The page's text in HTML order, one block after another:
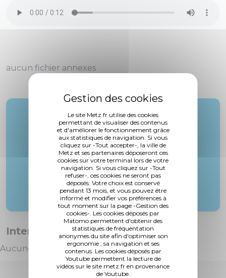
Le site Metz.fr utilise des cookies
permettant de visualiser des contenus
et d'améliorer le fonctionnement grâce
aux statistiques de navigation. Si vous
cliquez sur -Tout accepter-, la ville de
Metz et ses partenaires déposeront ces
cookies sur votre terminal lors de votre
navigation. Si vous cliquez sur -Tout
refuser-, ces cookies ne seront pas
déposés. Votre choix est conservé
pendant 13 mois, et vous pouvez être
informé et modifier vos préférences à
tout moment sur la page -Gestion des
cookies-. Les cookies déposés par
Matomo permettent d'obtenir des
statistiques de fréquentation
anonymes du site afin d'optimiser son
ergonomie , sa navigation et ses
contenus. Les cookies déposés par
Youtube permettent la lecture de
vidéos sur le site metz.fr en provenance
de Youtube.
aucun fichier annexes
Rapporteur :
M. Gros
Interventions :
Aucune intervention